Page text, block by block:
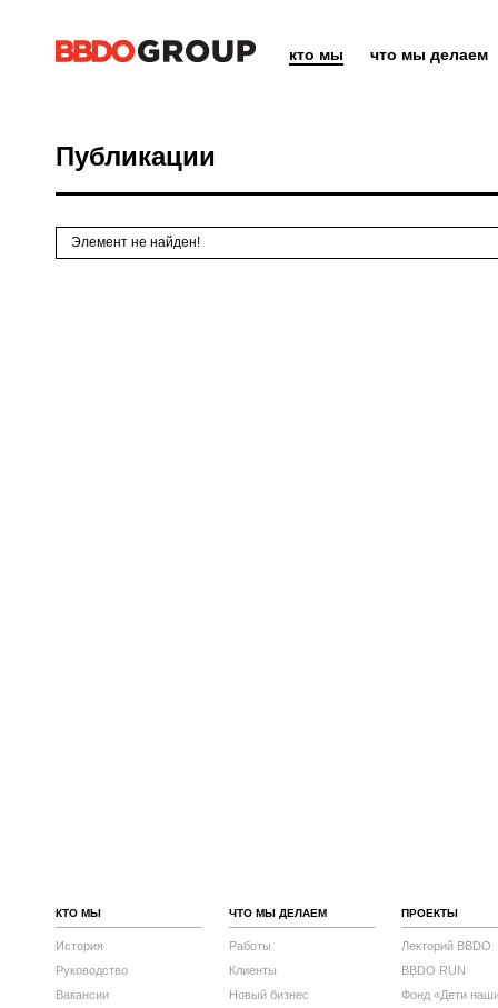
кто мы что мы делаем
Публикации
Элемент не найден!
КТО МЫ
История
Руководство
Вакансии
ЧТО МЫ ДЕЛАЕМ
Работы
Клиенты
Новый бизнес
ПРОЕКТЫ
Лекторий BBDO
BBDO RUN
Фонд «Дети